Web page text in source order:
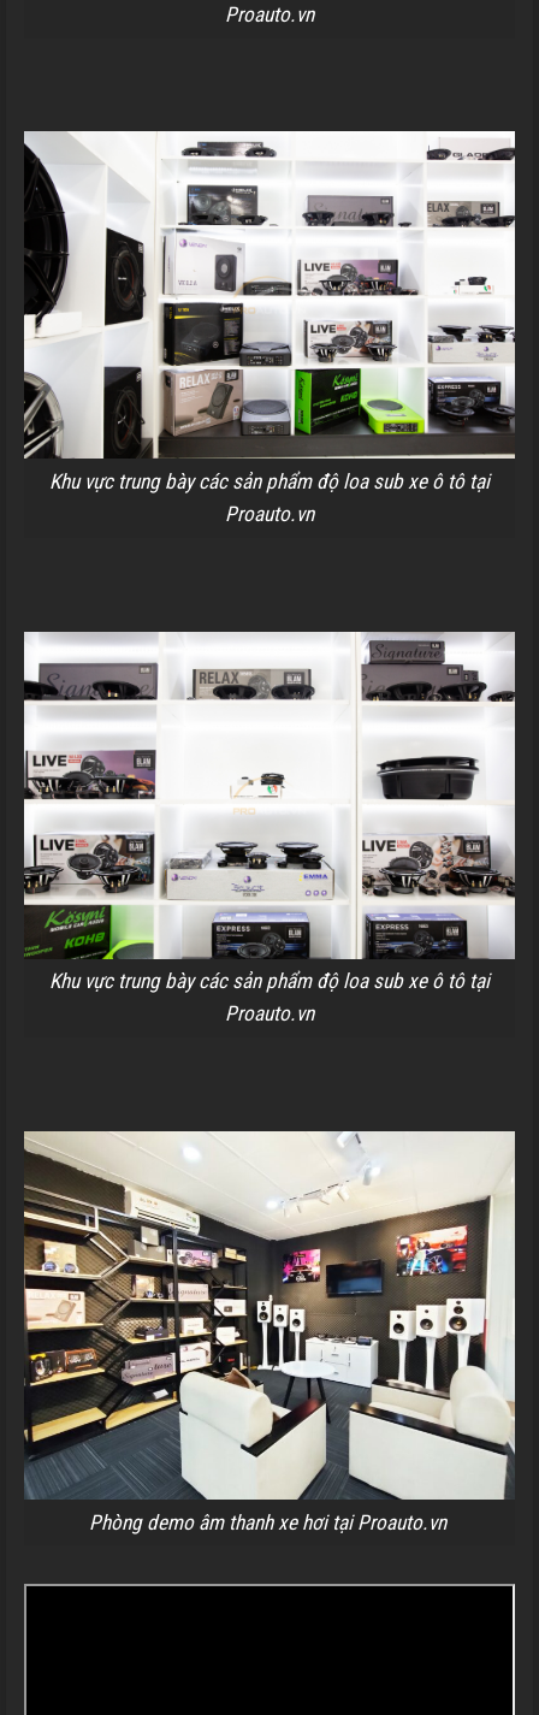
Proauto.vn
Khu vực trung bày các sản phẩm độ loa sub xe ô tô tại
Proauto.vn
Khu vực trung bày các sản phẩm độ loa sub xe ô tô tại
Proauto.vn
Phòng demo âm thanh xe hơi tại Proauto.vn